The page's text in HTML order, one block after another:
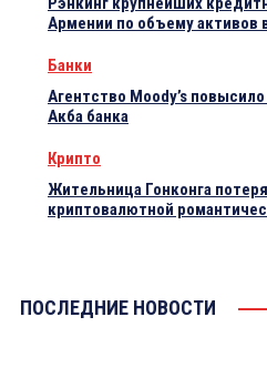
Армении по объему активов
Банки
Агентство Moody’s
Акба банка
Крипто
Жительница Гонконга
криптовалютной
ПОСЛЕДНИЕ НОВОСТИ